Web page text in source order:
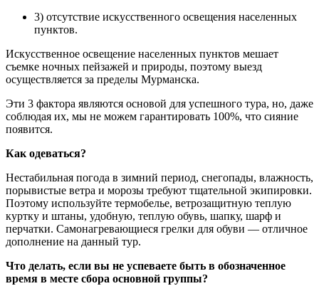
3) отсутствие искусственного освещения населенных
пунктов.
Искусственное освещение населенных пунктов мешает
съемке ночных пейзажей и природы, поэтому выезд
осуществляется за пределы Мурманска.
Эти 3 фактора являются основой для успешного тура, но, даже
соблюдая их, мы не можем гарантировать 100%, что сияние
появится.
Как одеваться?
Нестабильная погода в зимний период, снегопады, влажность,
порывистые ветра и морозы требуют тщательной экипировки.
Поэтому используйте термобелье, ветрозащитную теплую
куртку и штаны, удобную, теплую обувь, шапку, шарф и
перчатки. Самонагревающиеся грелки для обуви — отличное
дополнение на данный тур.
Что делать, если вы не успеваете быть в обозначенное
время в месте сбора основной группы?